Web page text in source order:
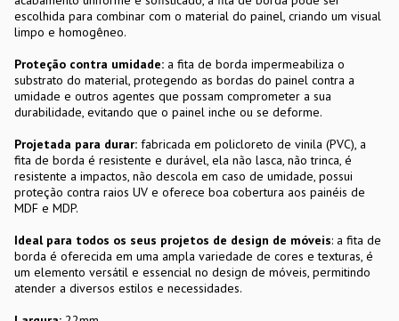
escolhida para combinar com o material do painel, criando um visual
limpo e homogêneo.
Proteção contra umidade: a fita de borda impermeabiliza o
substrato do material, protegendo as bordas do painel contra a
umidade e outros agentes que possam comprometer a sua
durabilidade, evitando que o painel inche ou se deforme.
Projetada para durar: fabricada em policloreto de vinila (PVC), a
fita de borda é resistente e durável, ela não lasca, não trinca, é
resistente a impactos, não descola em caso de umidade, possui
proteção contra raios UV e oferece boa cobertura aos painéis de
MDF e MDP.
Ideal para todos os seus projetos de design de móveis: a fita de
borda é oferecida em uma ampla variedade de cores e texturas, é
um elemento versátil e essencial no design de móveis, permitindo
atender a diversos estilos e necessidades.